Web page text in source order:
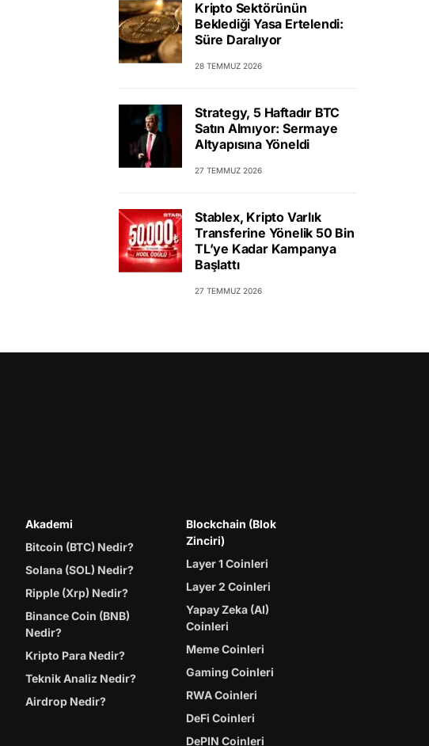
Kripto Sektörünün
Beklediği Yasa Ertelendi:
Süre Daralıyor
28 TEMMUZ 2026
Strategy, 5 Haftadır BTC
Satın Almıyor: Sermaye
Altyapısına Yöneldi
27 TEMMUZ 2026
Stablex, Kripto Varlık
Transferine Yönelik 50 Bin
TL’ye Kadar Kampanya
Başlattı
27 TEMMUZ 2026
Akademi
Bitcoin (BTC) Nedir?
Solana (SOL) Nedir?
Ripple (Xrp) Nedir?
Binance Coin (BNB)
Nedir?
Kripto Para Nedir?
Teknik Analiz Nedir?
Airdrop Nedir?
Blockchain (Blok
Zinciri)
Layer 1 Coinleri
Layer 2 Coinleri
Yapay Zeka (AI)
Coinleri
Meme Coinleri
Gaming Coinleri
RWA Coinleri
DeFi Coinleri
DePIN Coinleri